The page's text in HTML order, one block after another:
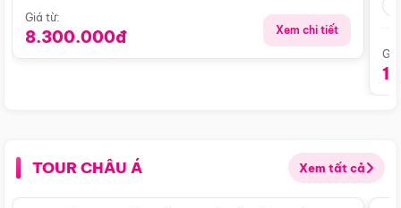
Giá từ:
8.300.000đ Xem chi tiết
TOUR CHÂU Á Xem tất cả
Điểm nổi bật